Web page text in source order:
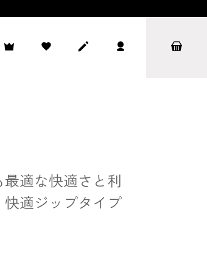
適な快適さと利
適ジップタイプ